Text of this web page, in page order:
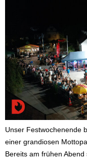
Unser Festwochenende
einer grandiosen
Bereits am frühen